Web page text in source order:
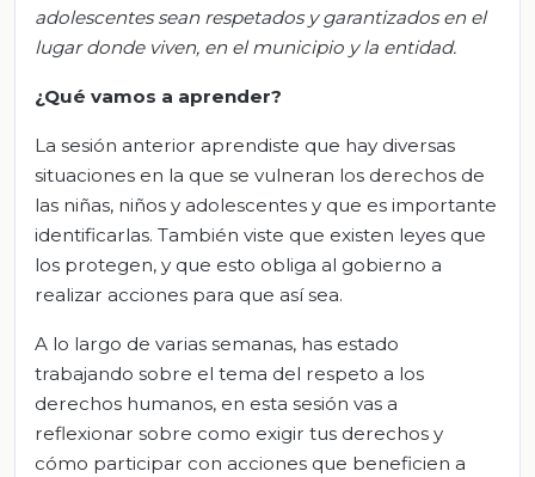
adolescentes sean respetados y garantizados en el
lugar donde viven, en el municipio y la entidad.
¿Qué vamos a aprender?
La sesión anterior aprendiste que hay diversas
situaciones en la que se vulneran los derechos de
las niñas, niños y adolescentes y que es importante
identificarlas. También viste que existen leyes que
los protegen, y que esto obliga al gobierno a
realizar acciones para que así sea.
A lo largo de varias semanas, has estado
trabajando sobre el tema del respeto a los
derechos humanos, en esta sesión vas a
reflexionar sobre como exigir tus derechos y
cómo participar con acciones que beneficien a